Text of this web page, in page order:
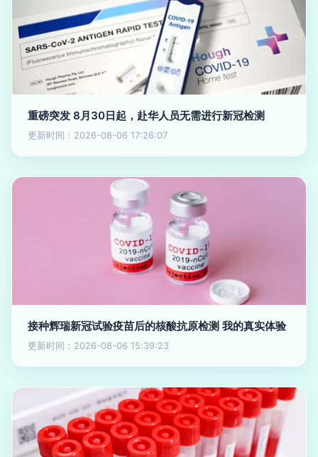
重磅突发 8月30日起，赴华人员无需进行新冠检测
更新时间：2026-08-06 17:26:07
接种辉瑞新冠试验疫苗后的核酸抗原检测 我的真实体验
更新时间：2026-08-06 15:39:23